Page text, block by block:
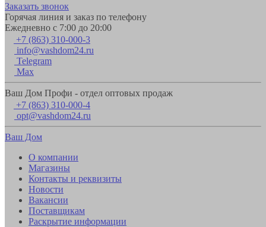
Заказать звонок
Горячая линия и заказ по телефону
Ежедневно с 7:00 до 20:00
+7 (863) 310-000-3
info@vashdom24.ru
Telegram
Max
Ваш Дом Профи - отдел оптовых продаж
+7 (863) 310-000-4
opt@vashdom24.ru
Ваш Дом
О компании
Магазины
Контакты и реквизиты
Новости
Вакансии
Поставщикам
Раскрытие информации